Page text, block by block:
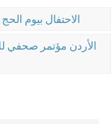
الاحتفال بيوم
الأردن مؤتمر صحفي